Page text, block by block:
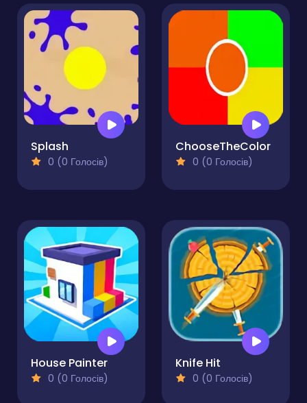
Splash
0 (0 Голосів)
ChooseTheColor
0 (0 Голосів)
House Painter
0 (0 Голосів)
Knife Hit
0 (0 Голосів)